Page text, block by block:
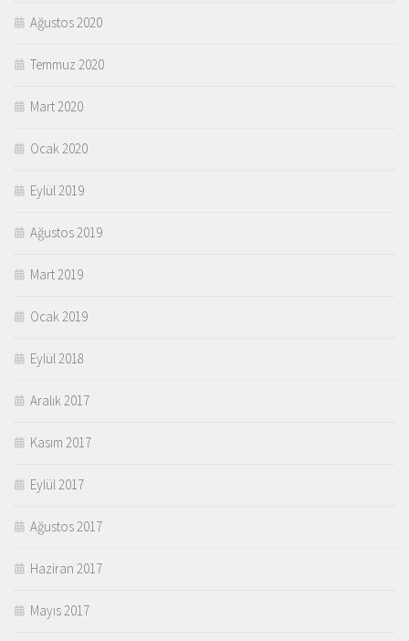
Ağustos 2020
Temmuz 2020
Mart 2020
Ocak 2020
Eylül 2019
Ağustos 2019
Mart 2019
Ocak 2019
Eylül 2018
Aralık 2017
Kasım 2017
Eylül 2017
Ağustos 2017
Haziran 2017
Mayıs 2017